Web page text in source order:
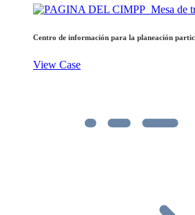
Centro de información para la planeación
View Case